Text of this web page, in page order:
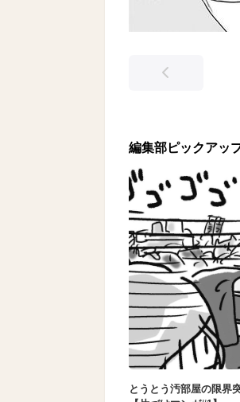
編集部ピックアッ
とうとう汚部屋の限界